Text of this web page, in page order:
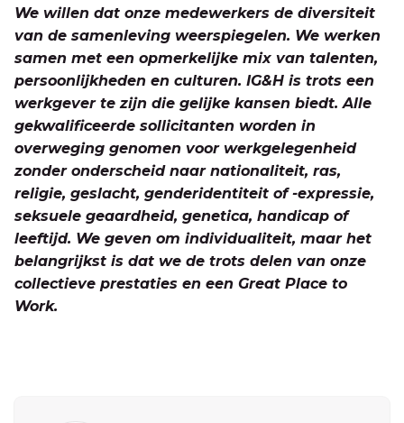
We willen dat onze medewerkers de diversiteit
van de samenleving weerspiegelen. We werken
samen met een opmerkelijke mix van talenten,
persoonlijkheden en culturen. IG&H is trots een
werkgever te zijn die gelijke kansen biedt. Alle
gekwalificeerde sollicitanten worden in
overweging genomen voor werkgelegenheid
zonder onderscheid naar nationaliteit, ras,
religie, geslacht, genderidentiteit of -expressie,
seksuele geaardheid, genetica, handicap of
leeftijd. We geven om individualiteit, maar het
belangrijkst is dat we de trots delen van onze
collectieve prestaties en een Great Place to
Work.